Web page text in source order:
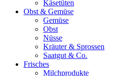
Käsetüten
Obst & Gemüse
Gemüse
Obst
Nüsse
Kräuter & Sprossen
Saatgut & Co.
Frisches
Milchprodukte